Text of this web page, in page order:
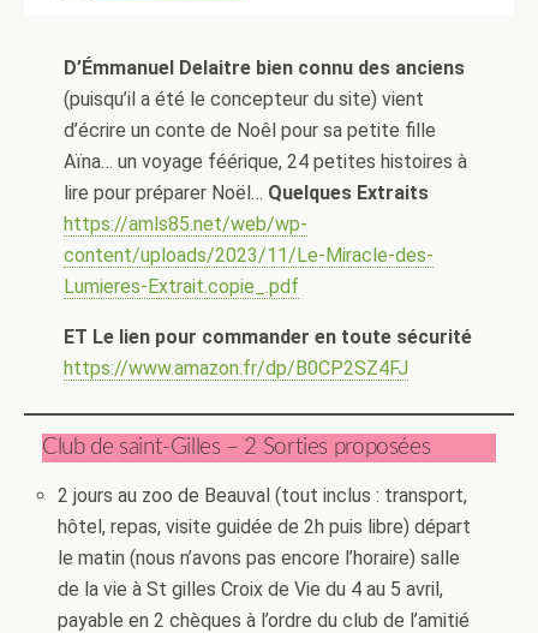
D’Émmanuel Delaitre bien connu des anciens
(puisqu’il a été le concepteur du site) vient
d’écrire un conte de Noêl pour sa petite fille
Aïna… un voyage féérique, 24 petites histoires à
lire pour préparer Noël… Quelques Extraits
https://amls85.net/web/wp-
content/uploads/2023/11/Le-Miracle-des-
Lumieres-Extrait.copie_.pdf
ET Le lien pour commander en toute sécurité
https://www.amazon.fr/dp/B0CP2SZ4FJ
Club de saint-Gilles – 2 Sorties proposées
2 jours au zoo de Beauval (tout inclus : transport,
hôtel, repas, visite guidée de 2h puis libre) départ
le matin (nous n’avons pas encore l’horaire) salle
de la vie à St gilles Croix de Vie du 4 au 5 avril,
payable en 2 chèques à l’ordre du club de l’amitié